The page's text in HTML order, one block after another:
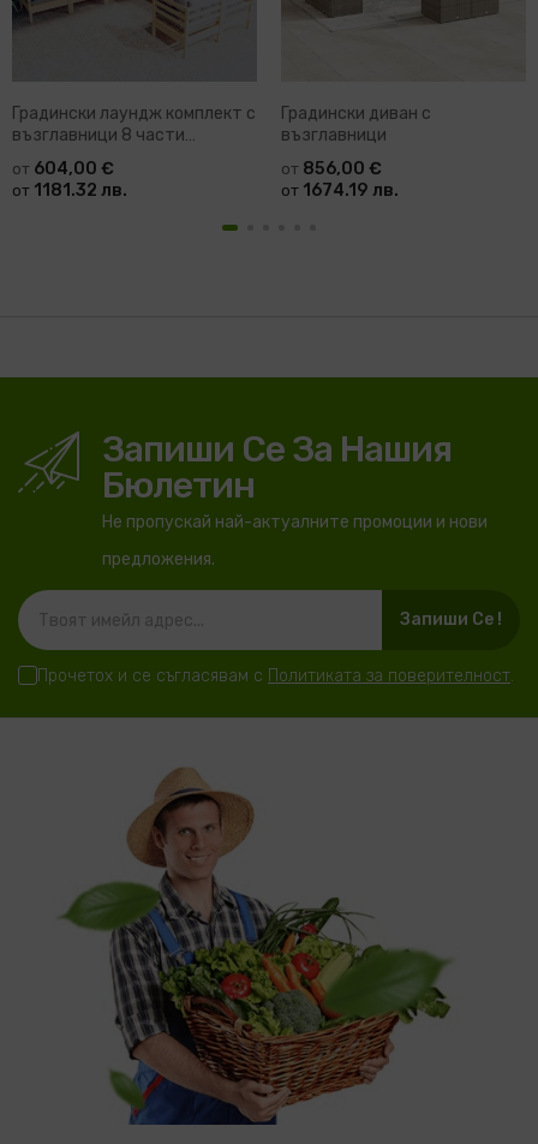
Градински лаундж комплект с
възглавници 8 части
меденокафяв бор Horne
от 604,00 €
от 1181.32 лв.
Градински диван с
възглавници
от 856,00 €
от 1674.19 лв.
Запиши Се За Нашия
Бюлетин
Не пропускай най-актуалните промоции и нови
предложения.
Запиши Се !
Прочетох и се съгласявам с Политиката за поверителност.